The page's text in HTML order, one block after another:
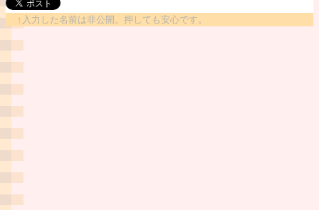
↑入力した名前は非公開。押しても安心です。